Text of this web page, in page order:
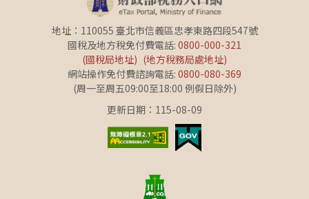
地址：110055 臺北市信義區忠孝東路四段547號
國稅及地方稅免付費電話: 0800-000-321
(國稅局地址) (地方稅務局處地址)
網站操作免付費諮詢電話: 0800-080-369
(周一至周五09:00至18:00 例假日除外)
更新日期：115-08-09